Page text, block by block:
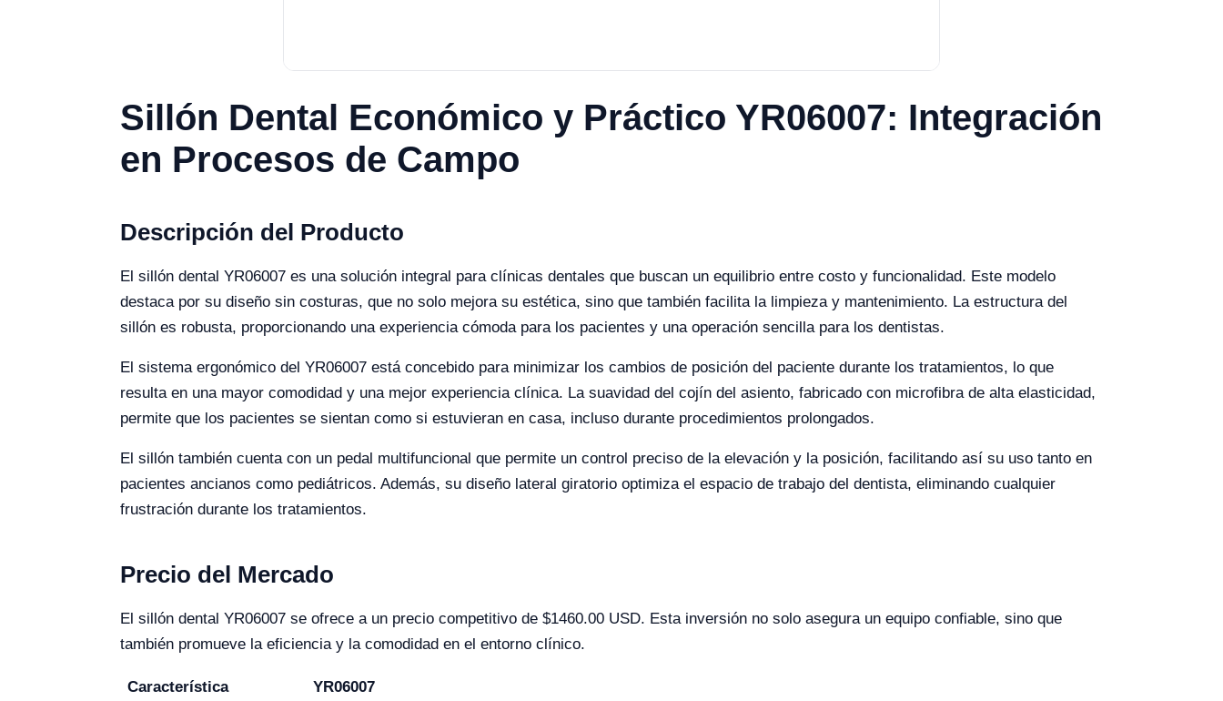
Sillón Dental Económico y Práctico YR06007: Integración
en Procesos de Campo
Descripción del Producto
El sillón dental YR06007 es una solución integral para clínicas dentales que buscan un equilibrio entre costo y funcionalidad. Este modelo
destaca por su diseño sin costuras, que no solo mejora su estética, sino que también facilita la limpieza y mantenimiento. La estructura del
sillón es robusta, proporcionando una experiencia cómoda para los pacientes y una operación sencilla para los dentistas.
El sistema ergonómico del YR06007 está concebido para minimizar los cambios de posición del paciente durante los tratamientos, lo que
resulta en una mayor comodidad y una mejor experiencia clínica. La suavidad del cojín del asiento, fabricado con microfibra de alta elasticidad,
permite que los pacientes se sientan como si estuvieran en casa, incluso durante procedimientos prolongados.
El sillón también cuenta con un pedal multifuncional que permite un control preciso de la elevación y la posición, facilitando así su uso tanto en
pacientes ancianos como pediátricos. Además, su diseño lateral giratorio optimiza el espacio de trabajo del dentista, eliminando cualquier
frustración durante los tratamientos.
Precio del Mercado
El sillón dental YR06007 se ofrece a un precio competitivo de $1460.00 USD. Esta inversión no solo asegura un equipo confiable, sino que
también promueve la eficiencia y la comodidad en el entorno clínico.
Característica
YR06007